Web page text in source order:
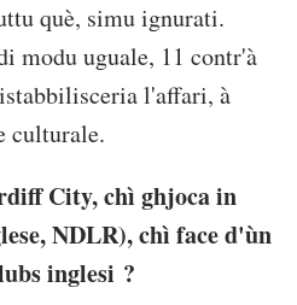
què, simu ignurati.
modu uguale, 11 contr'à
l'affari, à
culturale.
City, chì ghjoca in
NDLR), chì face d'ùn
inglesi ?